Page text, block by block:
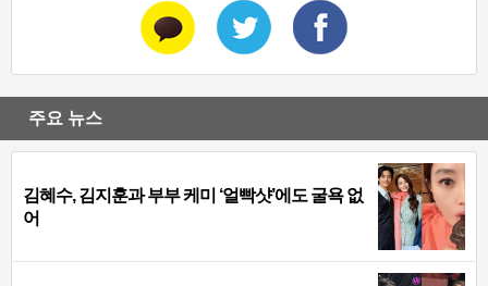
주요 뉴스
김혜수, 김지훈과 부부 케미 ‘얼빡샷’에도 굴욕 없
어